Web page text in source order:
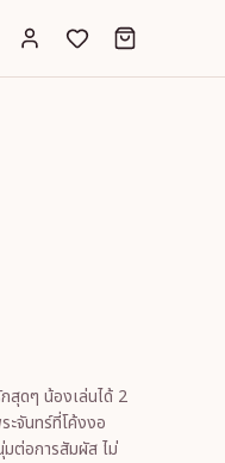
สุดๆ น้องเล่นได้ 2
ะจันทร์ที่โค้งงอ
โคนปลอดภัยและนุ่มต่อการสัมผัส ไม่